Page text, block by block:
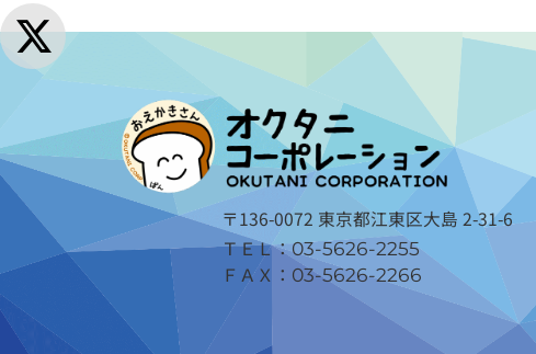
〒136-0072 東京都江東区大島 2-31-6
ＴＥＬ：03-5626-2255
ＦＡＸ： 03-5626-2266